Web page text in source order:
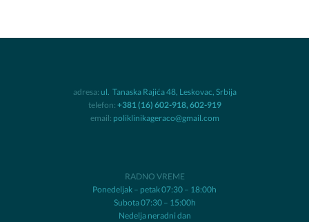
adresa: ul. ​ Tanaska Rajića 48, Leskovac, Srbija
telefon: +381 (16) 602-918, 602-919
email: poliklinikageraco@gmail.com
RADNO VREME
Ponedeljak – petak 07:30 – 18:00h
Subota 07:30 – 15:00h
Nedelja neradni dan